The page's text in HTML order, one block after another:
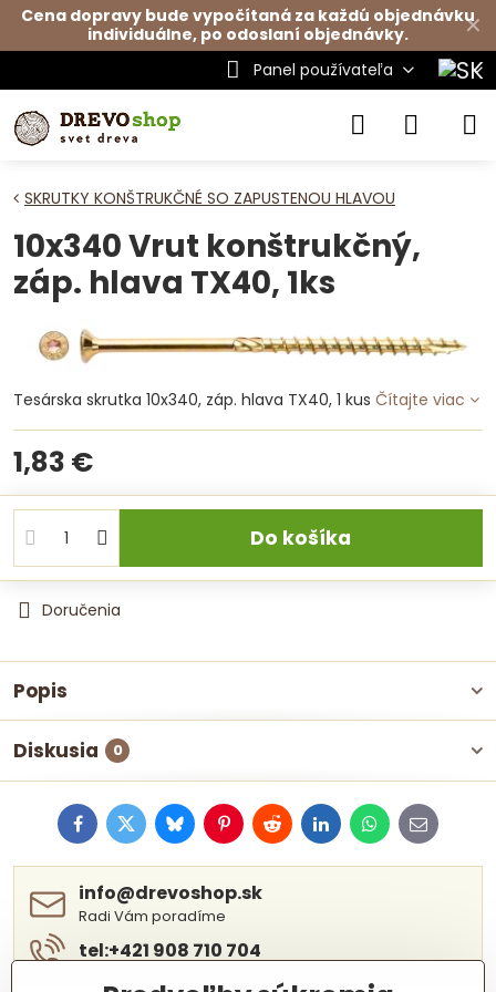
✕
Cena dopravy bude vypočítaná za každú objednávku
individuálne, po odoslaní objednávky.
Panel používateľa
SKRUTKY KONŠTRUKČNÉ SO ZAPUSTENOU HLAVOU
10x340 Vrut konštrukčný,
záp. hlava TX40, 1ks
Tesárska skrutka 10x340, záp. hlava TX40, 1 kus Čítajte viac
1,83 €
Do košíka
Doručenia
Popis
Diskusia 0
FacebookTwitterBlueskyPinterestRedditLinkedInWhatsApp
E-
mail
info​@drevoshop​.sk
Radi Vám poradíme
tel:+421 908 710 704